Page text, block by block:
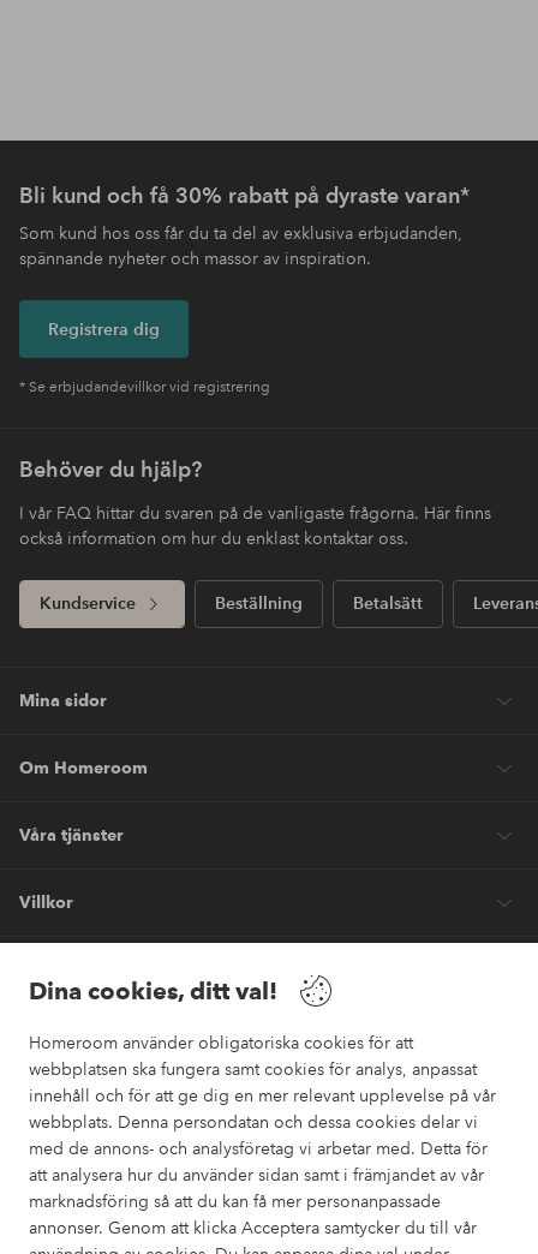
Dina cookies, ditt val!
Homeroom använder obligatoriska cookies för att
webbplatsen ska fungera samt cookies för analys, anpassat
innehåll och för att ge dig en mer relevant upplevelse på vår
webbplats. Denna persondatan och dessa cookies delar vi
med de annons- och analysföretag vi arbetar med. Detta för
att analysera hur du använder sidan samt i främjandet av vår
marknadsföring så att du kan få mer personanpassade
annonser. Genom att klicka Acceptera samtycker du till vår
Bli kund och få 30% rabatt på dyraste varan*
Som kund hos oss får du ta del av exklusiva erbjudanden,
spännande nyheter och massor av inspiration.
Registrera dig
* Se erbjudandevillkor vid registrering
Behöver du hjälp?
I vår FAQ hittar du svaren på de vanligaste frågorna. Här finns
också information om hur du enklast kontaktar oss.
Kundservice Beställning Betalsätt
Mina sidor
Om Homeroom
Våra tjänster
Villkor
Säkra betalningar
Vill du veta mer om våra betalalternativ ?
elpy